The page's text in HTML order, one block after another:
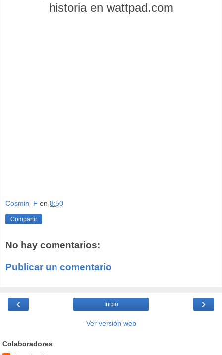
historia en wattpad.com
Cosmin_F en 8:50
Compartir
No hay comentarios:
Publicar un comentario
‹ ›
Inicio
Ver versión web
Colaboradores